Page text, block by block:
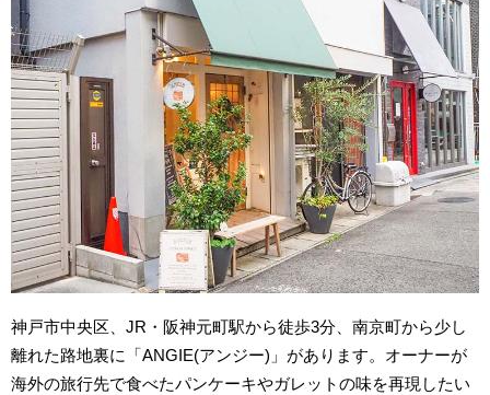
神戸市中央区、JR・阪神元町駅から徒歩3分、南京町から少し
離れた路地裏に「ANGIE(アンジー)」があります。オーナーが
海外の旅行先で食べたパンケーキやガレットの味を再現したい